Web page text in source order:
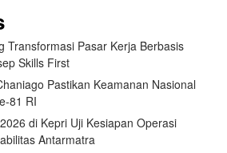
Transformasi Pasar Kerja Berbasis
Skills First
Pastikan Keamanan Nasional
81 RI
di Kepri Uji Kesiapan Operasi
Antarmatra